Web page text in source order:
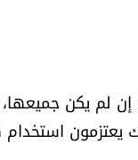
لم يكن
يعتزمون